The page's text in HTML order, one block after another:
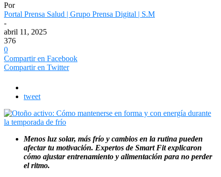
Por
Portal Prensa Salud | Grupo Prensa Digital | S.M
-
abril 11, 2025
376
0
Compartir en Facebook
Compartir en Twitter
tweet
Menos luz solar, más frío y cambios en la rutina pueden
afectar tu motivación. Expertos de Smart Fit explicaron
cómo ajustar entrenamiento y alimentación para no perder
el ritmo.